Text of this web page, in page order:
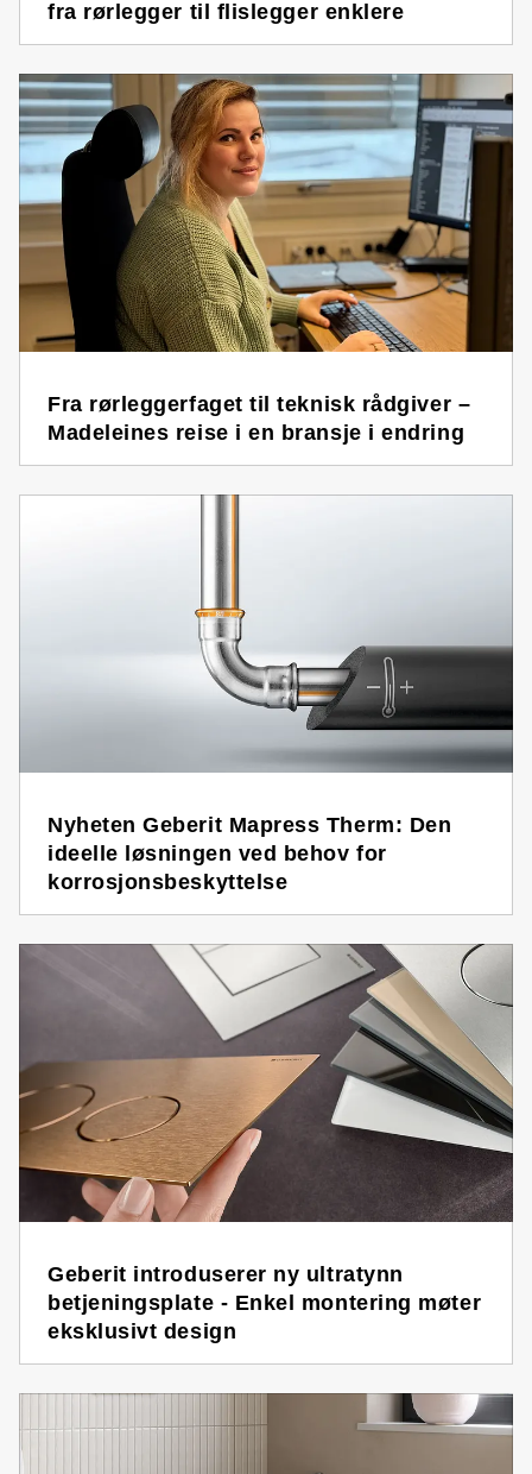
fra rørlegger til flislegger enklere
Fra rørleggerfaget til teknisk rådgiver –
Madeleines reise i en bransje i endring
Nyheten Geberit Mapress Therm: Den
ideelle løsningen ved behov for
korrosjonsbeskyttelse
Geberit introduserer ny ultratynn
betjeningsplate - Enkel montering møter
eksklusivt design